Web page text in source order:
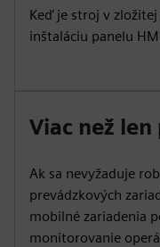
Keď je stroj v
inštaláciu panelu
Viac než
Ak sa nevyžaduje
prevádzkových
mobilné zariadenia
monitorovanie